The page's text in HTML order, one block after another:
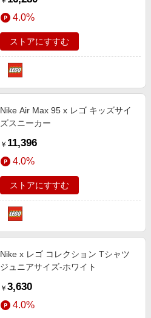
4.0%
ストアにすすむ
Nike Air Max 95 x レゴ キッズサイ
ズスニーカー
￥ 11,396
4.0%
ストアにすすむ
Nike x レゴ コレクション Tシャツ
ジュニアサイズ‐ホワイト
￥ 3,630
4.0%